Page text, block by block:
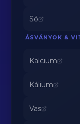
Só
ÁSVÁNYOK &
Kalcium
Kálium
Vas